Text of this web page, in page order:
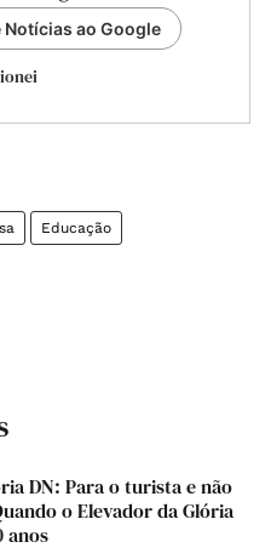
ao Google
Educação
DN: Para o turista e não
o Elevador da Glória
anos